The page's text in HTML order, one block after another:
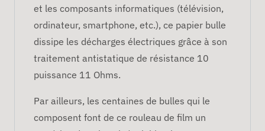
et les composants informatiques (télévision,
ordinateur, smartphone, etc.), ce papier bulle
dissipe les décharges électriques grâce à son
traitement antistatique de résistance 10
puissance 11 Ohms.
Par ailleurs, les centaines de bulles qui le
composent font de ce rouleau de film un